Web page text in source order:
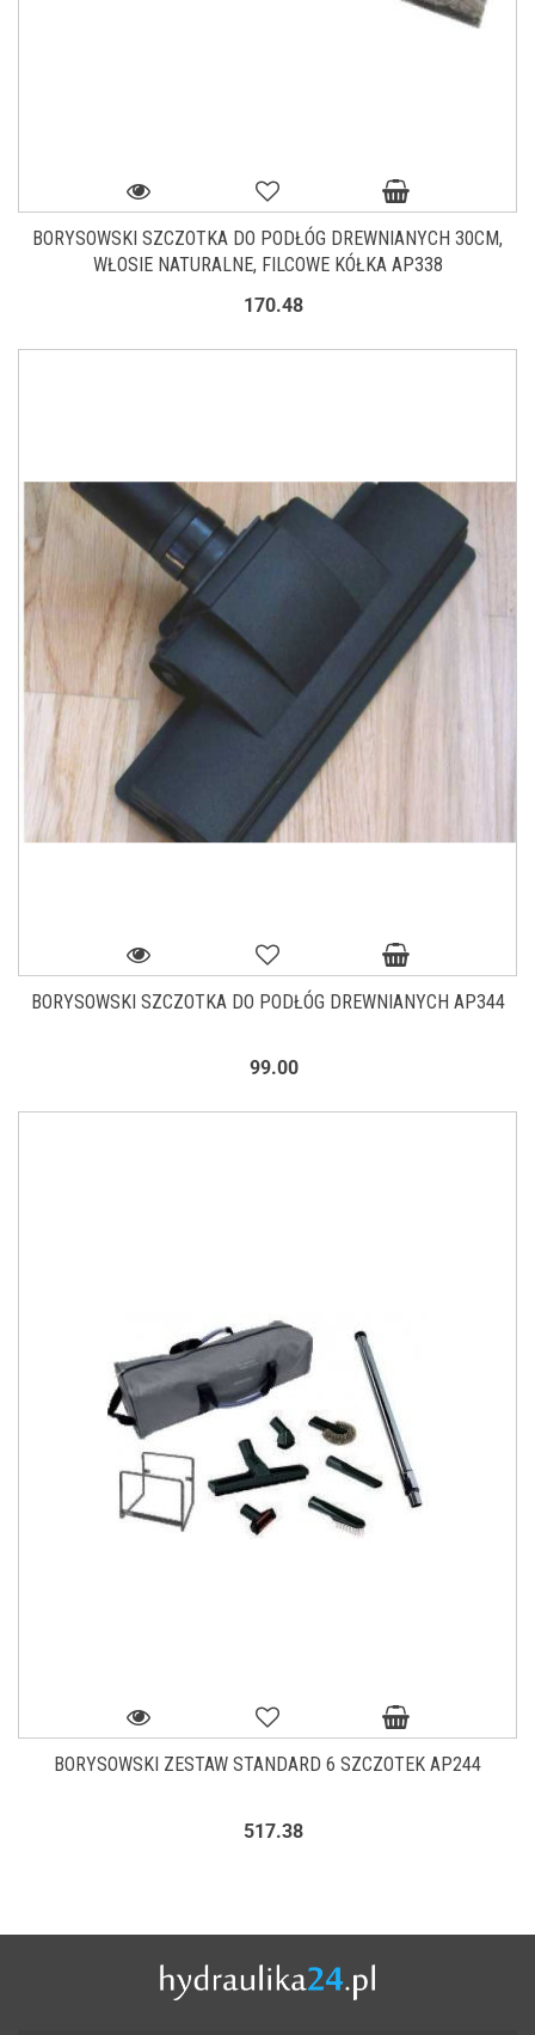
BORYSOWSKI SZCZOTKA DO PODŁÓG DREWNIANYCH 30CM,
WŁOSIE NATURALNE, FILCOWE KÓŁKA AP338
170.48
BORYSOWSKI SZCZOTKA DO PODŁÓG DREWNIANYCH AP344
99.00
BORYSOWSKI ZESTAW STANDARD 6 SZCZOTEK AP244
517.38